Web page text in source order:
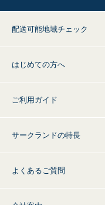
配送可能地域チェック
はじめての方へ
ご利用ガイド
サークランドの特長
よくあるご質問